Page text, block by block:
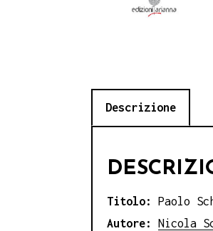
Descrizione
Titolo: Paolo
Autore: Nicola